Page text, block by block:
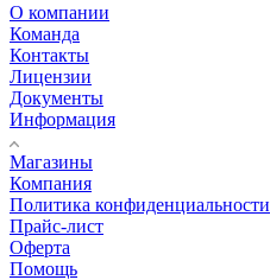
О компании
Команда
Контакты
Лицензии
Документы
Информация
Магазины
Компания
Политика конфиденциальности
Прайс-лист
Оферта
Помощь